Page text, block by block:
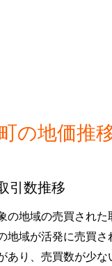
の地価推
引数推移
の地域の売買された
地域が活発に売買
あり、売買数が少